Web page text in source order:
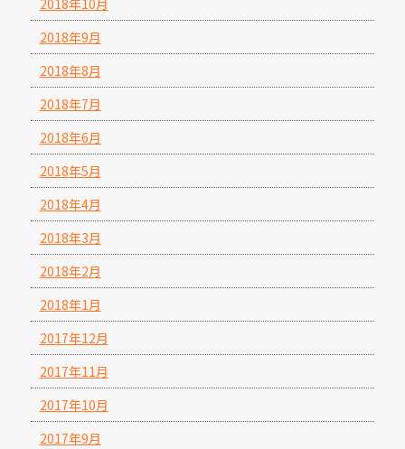
2018年10月
2018年9月
2018年8月
2018年7月
2018年6月
2018年5月
2018年4月
2018年3月
2018年2月
2018年1月
2017年12月
2017年11月
2017年10月
2017年9月